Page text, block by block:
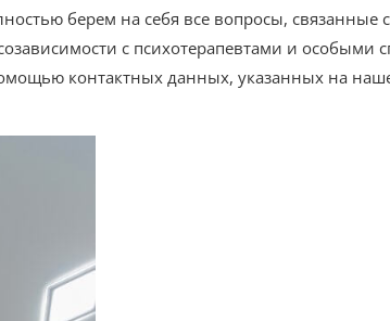
берем на себя все вопросы, связанные
с психотерапевтами и особыми
контактных данных, указанных на